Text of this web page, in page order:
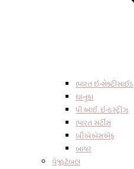
ભારત ઇન્સેક્ટીસાઈડ
ધાનુકા
પી.આઈ. ઇન્ડસ્ટ્રીઝ
ભારત સર્ટીસ
બીએએસએફ
બાયર
વેજીટેબલ